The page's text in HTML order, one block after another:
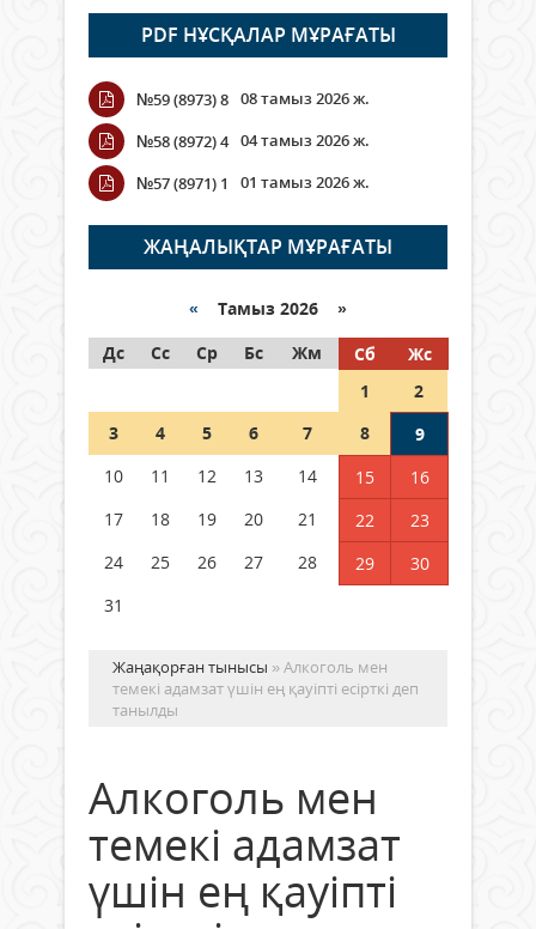
Open Air: Қызылорда облысы
полиция департаменті 20
мыңнан астам көрерменнің
қауіпсіздігін қамтамасыз етті
06 тамыз 2026 ж.
Wi-Fi ҚАБЫРҒА АРҚЫЛЫ ҚАЛАЙ
ӨТЕДІ?
06 тамыз 2026 ж. 279
граждане Казахстана,
05 тамыз 2026 ж. 161
Шетелде жүрген Қазақстан
азаматтары қалай дауыс бере
PDF НҰСҚАЛАР МҰРАҒАТЫ
№59 (8973) 8 08 тамыз 2026 ж.
№58 (8972) 4 04 тамыз 2026 ж.
№57 (8971) 1
01 тамыз 2026 ж.
ЖАҢАЛЫҚТАР МҰРАҒАТЫ
« Тамыз 2026 »
Дс
Сс Ср Бс Жм Сб
Жс
1
2
3
4 5 6 7 8
9
10
11 12 13 14 15
16
17
18 19 20 21 22
23
24
25 26 27 28 29
30
31
Жаңақорған тынысы » Алкоголь мен
темекі адамзат үшін ең қауіпті есірткі деп
танылды
Алкоголь мен
темекі адамзат
үшін ең қауіпті